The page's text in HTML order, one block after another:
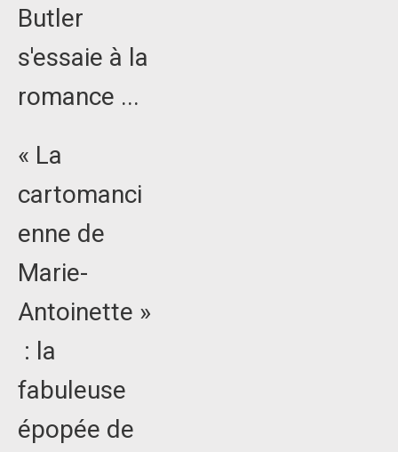
Butler
s'essaie à la
romance ...
« La
cartomanci
enne de
Marie-
Antoinette »
: la
fabuleuse
épopée de